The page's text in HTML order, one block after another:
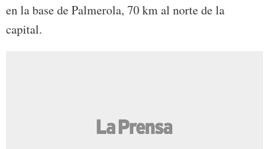
en la base de Palmerola, 70 km al norte de la
capital.